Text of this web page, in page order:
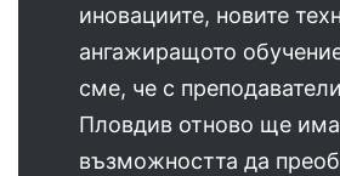
иновациите, новите
ангажиращото
сме, че с
Пловдив отново ще
възможността да